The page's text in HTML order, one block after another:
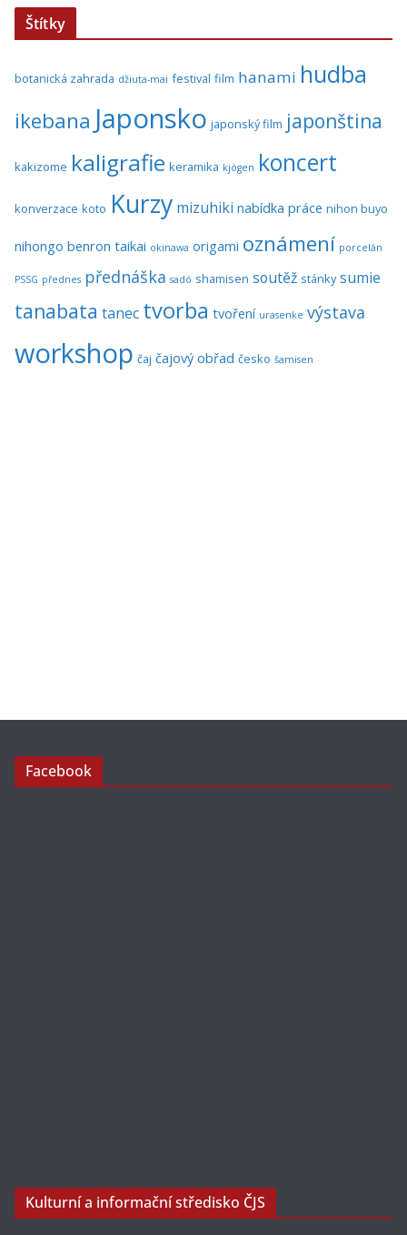
Štítky
botanická zahrada džiuta-mai festival film hanami hudba
ikebana Japonsko japonský film japonština
kakizome kaligrafie keramika kjógen koncert
konverzace koto Kurzy mizuhiki nabídka práce nihon buyo
nihongo benron taikai okinawa origami oznámení porcelán
PSSG přednes přednáška sadó shamisen soutěž stánky sumie
tanabata tanec tvorba tvoření urasenke výstava
workshop čaj čajový obřad česko šamisen
Facebook
Kulturní a informační středisko ČJS